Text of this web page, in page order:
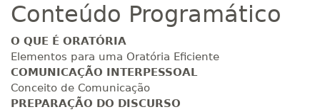
160 H 20 dias
R$ 793,10
180 H 23dias 90
Conteúdo Programático
O QUE É ORATÓRIA
Elementos para uma Oratória Eficiente
COMUNICAÇÃO INTERPESSOAL
Conceito de Comunicação
PREPARAÇÃO DO DISCURSO